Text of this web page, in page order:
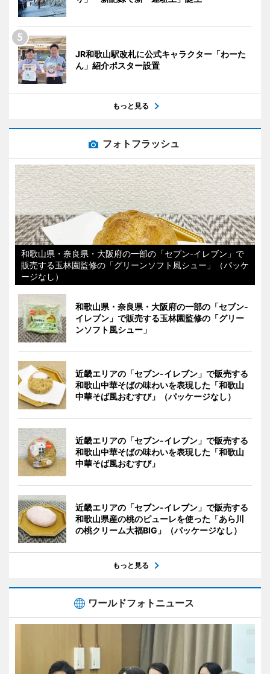
JR和歌山駅改札に公式キャラクター「わーた
ん」紹介ポスター設置
もっと見る
フォトフラッシュ
和歌山県・奈良県・大阪府の一部の「セブン-イレブン」で
販売する玉林園監修の「グリーンソフト風シュー」（パッケ
ージなし）
和歌山県・奈良県・大阪府の一部の「セブン-
イレブン」で販売する玉林園監修の「グリー
ンソフト風シュー」
近畿エリアの「セブン-イレブン」で販売する
和歌山中華そばの味わいを表現した「和歌山
中華そば風おむすび」（パッケージなし）
近畿エリアの「セブン-イレブン」で販売する
和歌山中華そばの味わいを表現した「和歌山
中華そば風おむすび」
近畿エリアの「セブン-イレブン」で販売する
和歌山県産の桃のピューレを使った「あら川
の桃クリーム大福BIG」（パッケージなし）
もっと見る
ワールドフォトニュース